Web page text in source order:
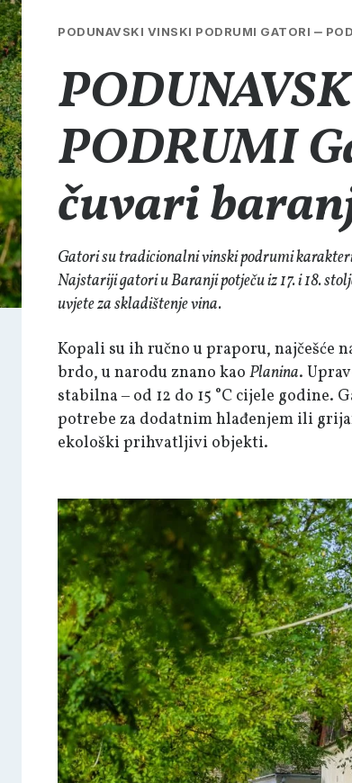
PODUNAVSKI VINSKI PODRUMI GATORI ‒
PODRUMI
čuvari
Gatori su tradicionalni vinski podrumi
Najstariji gatori u Baranji potječu iz 17. i 18.
uvjete za skladištenje vina.
Kopali su ih ručno u praporu, najčešće
brdo, u narodu znano kao Planina.
stabilna ‒ od 12 do 15 °C cijele
potrebe za dodatnim hlađenjem ili
ekološki prihvatljivi objekti.